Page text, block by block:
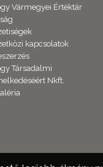
Vármegyei Értéktár
kapcsolatok
Társadalmi
Nkft.